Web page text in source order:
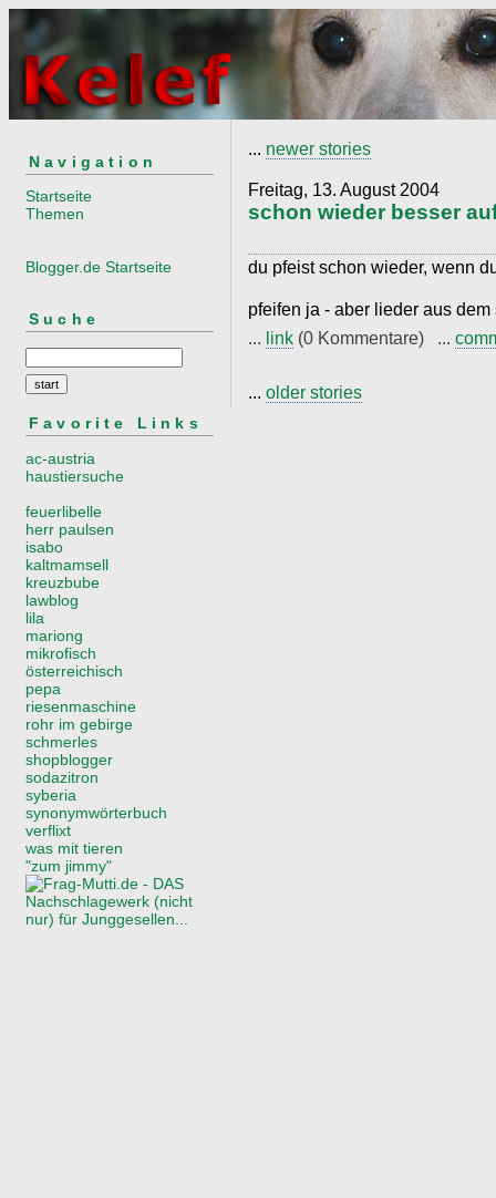
Navigation
Startseite
Themen
Blogger.de Startseite
Suche
Favorite Links
ac-austria
haustiersuche
feuerlibelle
herr paulsen
isabo
kaltmamsell
kreuzbube
lawblog
lila
mariong
mikrofisch
österreichisch
pepa
riesenmaschine
rohr im gebirge
schmerles
shopblogger
sodazitron
syberia
synonymwörterbuch
verflixt
was mit tieren
"zum jimmy"
... newer stories
Freitag, 13. August 2004
schon wieder besser
du pfeist schon wieder, wenn
pfeifen ja - aber lieder aus
... link (0 Kommentare) ...
... older stories